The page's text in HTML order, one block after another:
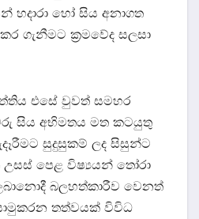
හදාරා හෝ සිය අනාගත
ගැනීමට ක්‍රමවේද සලසා
එසේ වුවත් සමහර
සිය අභිමතය මත කටයුතු
සුදුසුකම් ලද සිසුන්ට
උසස් පෙළ විෂ්‍යයන් තෝරා
බලහත්කාරීව වෙනත්
තත්වයක් විවිධ